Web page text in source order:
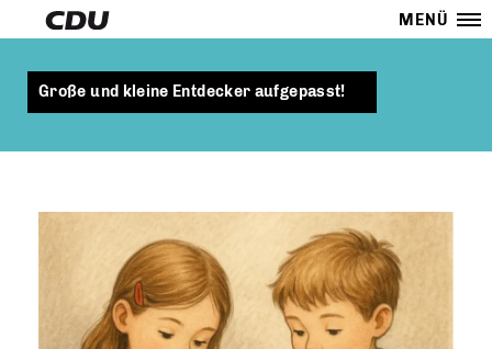
MENÜ
Große und kleine Entdecker aufgepasst!